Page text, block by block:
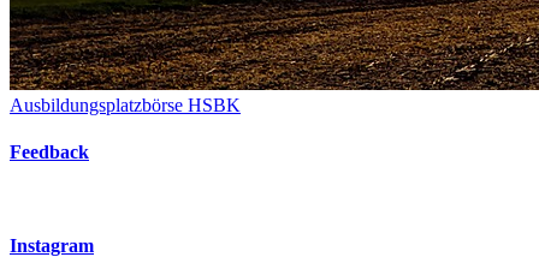
Ausbildungsplatzbörse HSBK
Feedback
Instagram